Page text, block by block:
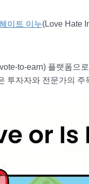
이트 이누(Love Hate
to-earn) 플랫폼으
투자자와 전문가의 주